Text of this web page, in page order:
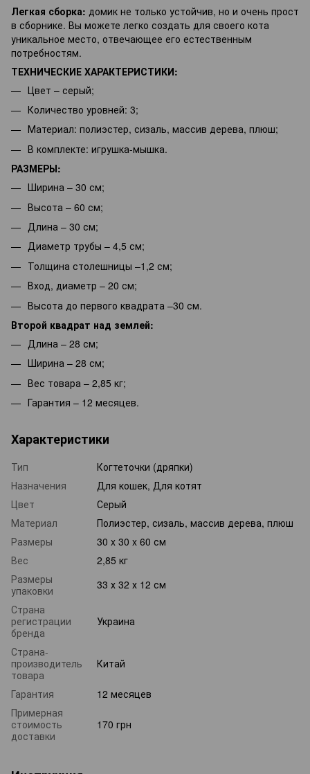
Легкая сборка: домик не только устойчив, но и очень прост
в сборнике. Вы можете легко создать для своего кота
уникальное место, отвечающее его естественным
потребностям.
ТЕХНИЧЕСКИЕ ХАРАКТЕРИСТИКИ:
Цвет – серый;
Количество уровней: 3;
Материал: полиэстер, сизаль, массив дерева, плюш;
В комплекте: игрушка-мышка.
РАЗМЕРЫ:
Ширина – 30 см;
Высота – 60 см;
Длина – 30 см;
Диаметр трубы – 4,5 см;
Толщина столешницы –1,2 см;
Вход, диаметр – 20 см;
Высота до первого квадрата –30 см.
Второй квадрат над землей:
Длина – 28 см;
Ширина – 28 см;
Вес товара – 2,85 кг;
Гарантия – 12 месяцев.
Характеристики
Тип
Когтеточки (дряпки)
Назначения
Для кошек, Для котят
Цвет
Серый
Материал
Полиэстер, сизаль, массив дерева, плюш
Размеры
30 x 30 x 60 см
Вес
2,85 кг
Размеры
упаковки
33 х 32 х 12 см
Страна
регистрации
бренда
Украина
Страна-
производитель
товара
Китай
Гарантия
12 месяцев
Примерная
стоимость
доставки
170 грн